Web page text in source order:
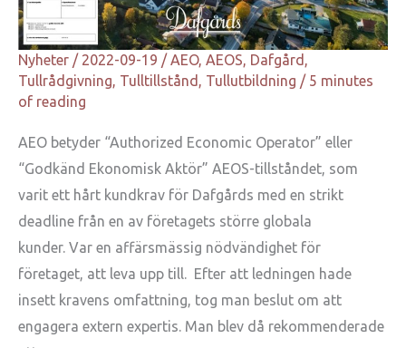
Nyheter / 2022-09-19 /AEO, AEOS, Dafgård ,
Tullrådgivning, Tulltillstånd , Tullutbildning / 5 minutes
of reading
AEO betyder “Authorized Economic Operator” eller
“Godkänd Ekonomisk Aktör” AEOS-tillståndet, som
varit ett hårt kundkrav för Dafgårds med en strikt
deadline från en av företagets större globala
kunder. Var en affärsmässig nödvändighet för
företaget, att leva upp till. Efter att ledningen hade
insett kravens omfattning, tog man beslut om att
engagera extern expertis. Man blev då rekommenderade